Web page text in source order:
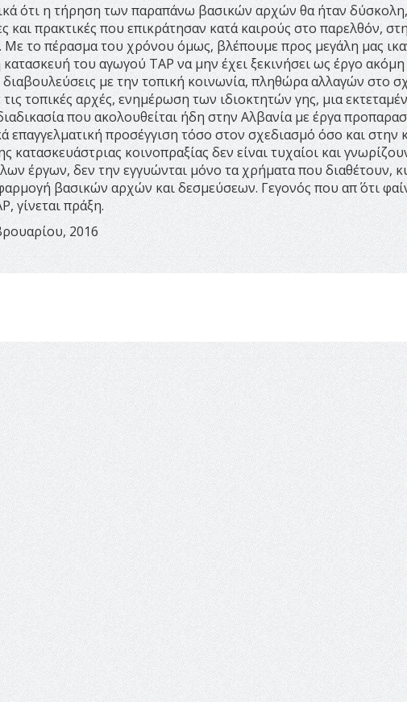
ότι η τήρηση των παραπάνω βασικών αρχών θα ήταν
και πρακτικές που επικράτησαν κατά καιρούς στο παρελθόν,
το πέρασμα του χρόνου όμως, βλέπουμε προς μεγάλη μας
του αγωγού TAP να μην έχει ξεκινήσει ως έργο
με την τοπική κοινωνία, πληθώρα αλλαγών στο
τοπικές αρχές, ενημέρωση των ιδιοκτητών γης, μια
που ακολουθείται ήδη στην Αλβανία με έργα
επαγγελματική προσέγγιση τόσο στον σχεδιασμό όσο και στην
κατασκευάστριας κοινοπραξίας δεν είναι τυχαίοι και
έργων, δεν την εγγυώνται μόνο τα χρήματα που διαθέτουν,
βασικών αρχών και δεσμεύσεων. Γεγονός που απ΄ ότι
γίνεται πράξη.
2016